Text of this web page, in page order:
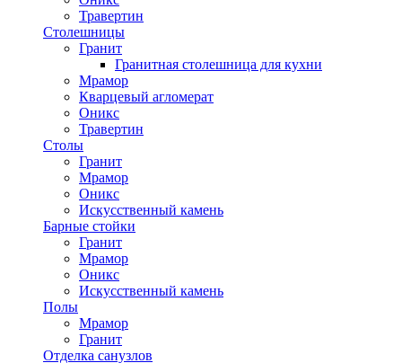
Травертин
Столешницы
Гранит
Гранитная столешница для кухни
Мрамор
Кварцевый агломерат
Оникс
Травертин
Столы
Гранит
Мрамор
Оникс
Искусственный камень
Барные стойки
Гранит
Мрамор
Оникс
Искусственный камень
Полы
Мрамор
Гранит
Отделка санузлов